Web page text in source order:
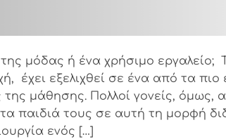
μόδας ή ένα χρήσιμο εργαλείο;
έχει εξελιχθεί σε ένα από τα πιο
μάθησης. Πολλοί γονείς, όμως,
παιδιά τους σε αυτή τη μορφή
ενός […]